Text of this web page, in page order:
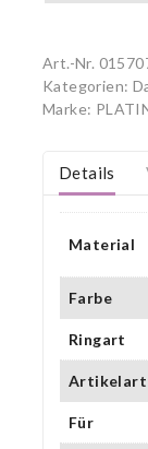
Art.-Nr.
Kategorien:
Marke:
Details
Material
Farbe
Ringart
Artikelart
Für